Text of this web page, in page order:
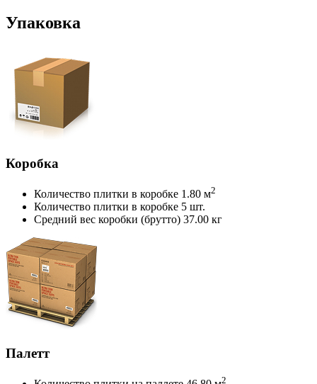
Упаковка
Коробка
Количество плитки в коробке 1.80 м2
Количество плитки в коробке 5 шт.
Средний вес коробки (брутто) 37.00 кг
Палетт
2